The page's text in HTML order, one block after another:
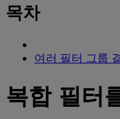
목차
여러 필터 그룹
복합 필터